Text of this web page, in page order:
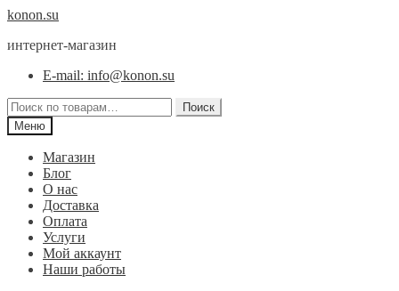
Перейти
навигации
Перейти
содержимому
konon.su
интернет-магазин
E-mail: info@konon.su
Искать:
Поиск
Меню
Магазин
Блог
О нас
Доставка
Оплата
Услуги
Мой аккаунт
Наши работы